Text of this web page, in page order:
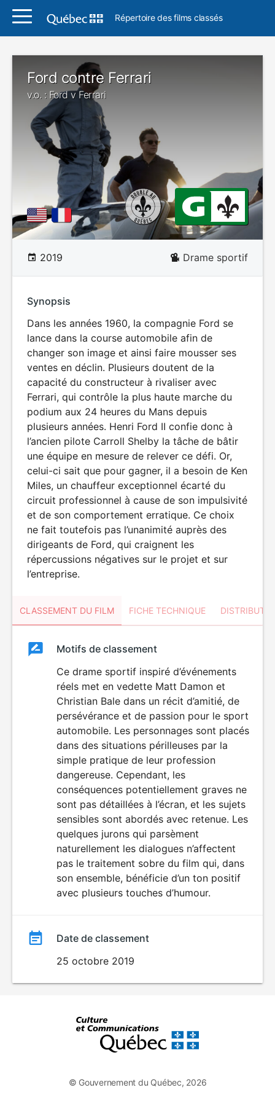
Répertoire des films classés
Ford contre Ferrari
v.o. : Ford v Ferrari
2019 Drame sportif
Synopsis
Dans les années 1960, la compagnie Ford se
lance dans la course automobile afin de
changer son image et ainsi faire mousser ses
ventes en déclin. Plusieurs doutent de la
capacité du constructeur à rivaliser avec
Ferrari, qui contrôle la plus haute marche du
podium aux 24 heures du Mans depuis
plusieurs années. Henri Ford II confie donc à
l’ancien pilote Carroll Shelby la tâche de bâtir
une équipe en mesure de relever ce défi. Or,
celui-ci sait que pour gagner, il a besoin de Ken
Miles, un chauffeur exceptionnel écarté du
circuit professionnel à cause de son impulsivité
et de son comportement erratique. Ce choix
ne fait toutefois pas l’unanimité auprès des
dirigeants de Ford, qui craignent les
répercussions négatives sur le projet et sur
l’entreprise.
CLASSEMENT DU FILM FICHE TECHNIQUE
ClassementClassement
Motifs de classement
Ce drame sportif inspiré d’événements
réels met en vedette Matt Damon et
Christian Bale dans un récit d’amitié, de
persévérance et de passion pour le sport
automobile. Les personnages sont placés
dans des situations périlleuses par la
simple pratique de leur profession
dangereuse. Cependant, les
conséquences potentiellement graves ne
sont pas détaillées à l’écran, et les sujets
sensibles sont abordés avec retenue. Les
quelques jurons qui parsèment
naturellement les dialogues n’affectent
pas le traitement sobre du film qui, dans
son ensemble, bénéficie d’un ton positif
avec plusieurs touches d’humour.
Date de classement
25 octobre 2019
© Gouvernement du Québec, 2026